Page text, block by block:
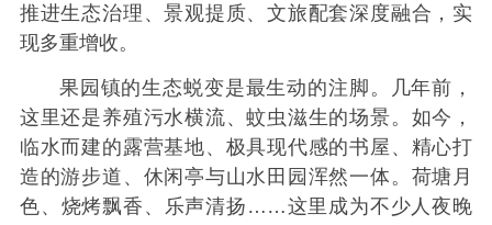
推进生态治理、景观提质、文旅配套深度融合，实
现多重增收。
果园镇的生态蜕变是最生动的注脚。几年前，
这里还是养殖污水横流、蚊虫滋生的场景。如今，
临水而建的露营基地、极具现代感的书屋、精心打
造的游步道、休闲亭与山水田园浑然一体。荷塘月
色、烧烤飘香、乐声清扬……这里成为不少人夜晚